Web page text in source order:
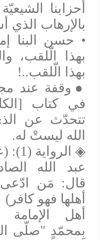
أحزابنا
بالإرهاب الذي
• حسن البنا
بهذا الّلقب،
بهذا الّلقب..!
●وقفة عند
تتحدّث عن
الله ليستْ له.
◈
عبد الله
قال: مَن ادّعى
أهلها فهو كافر)
أهل
بِمحمّدٍ "صلّى